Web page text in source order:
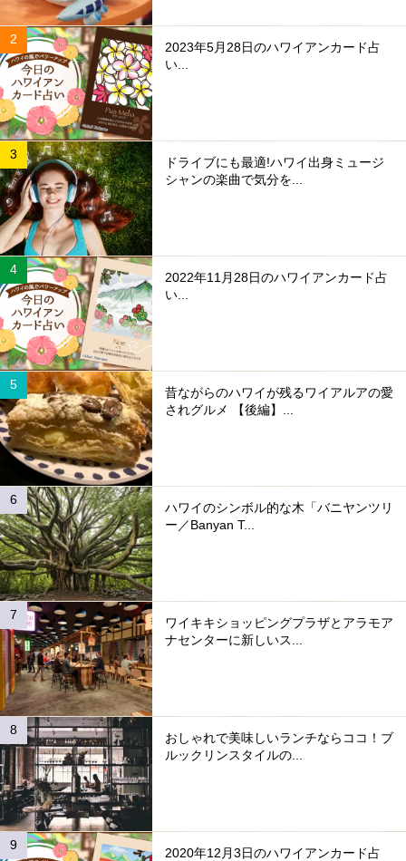
2023年5月28日のハワイアンカード占
い...
ドライブにも最適!ハワイ出身ミュージ
シャンの楽曲で気分を...
2022年11月28日のハワイアンカード占
い...
昔ながらのハワイが残るワイアルアの愛
されグルメ 【後編】...
ハワイのシンボル的な木「バニヤンツリ
ー／Banyan T...
ワイキキショッピングプラザとアラモア
ナセンターに新しいス...
おしゃれで美味しいランチならココ！ブ
ルックリンスタイルの...
2020年12月3日のハワイアンカード占